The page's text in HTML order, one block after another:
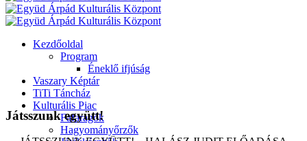
Kezdőoldal
Program
Éneklő ifjúság
Vaszary Képtár
TiTi Táncház
Kulturális Piac
Fafaragók
Hagyományőrzők
Játsszunk együtt!